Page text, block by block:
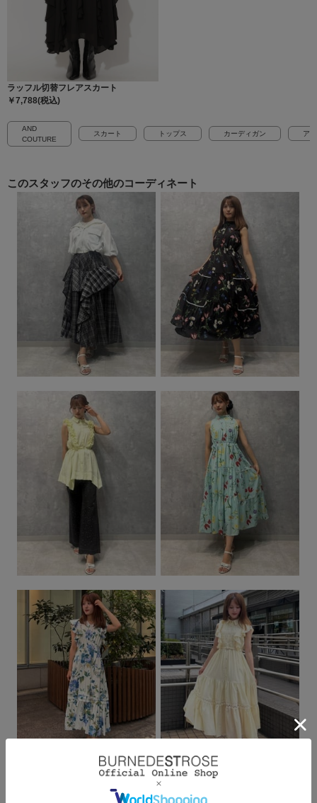
ラッフル切替フレアスカート
￥7,788(税込)
AND
COUTURE
スカート トップス カーディガン ア
このスタッフのその他のコーディネート